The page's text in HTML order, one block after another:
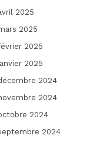
2025
2025
2025
2025
2024
2024
2024
2024